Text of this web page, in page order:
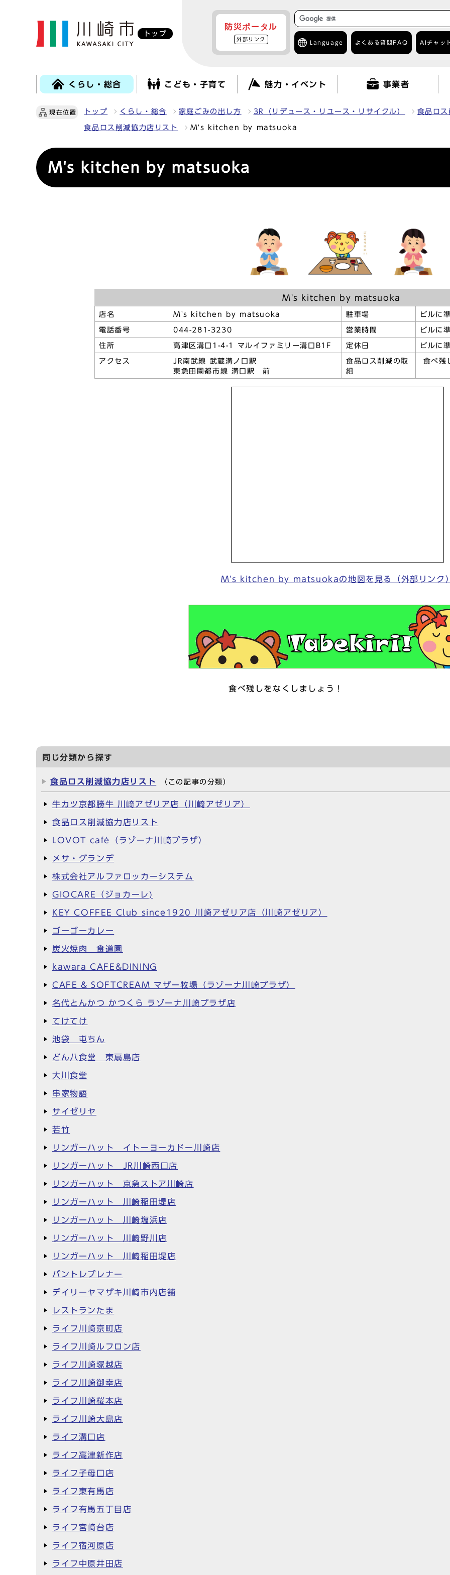
トップ
防災ポータル
外部リンク
Language よくある質問 FAQ AIチャッ
くらし・総合 こども・子育て 魅力・イベント 事業者
現在位置 トップ くらし・総合 家庭ごみの出し方 3R（リデュース・リユース・リサイクル） 食品ロ
食品ロス削減協力店リスト M's kitchen by matsuoka
M's kitchen by matsuoka
M's kitchen by matsuoka
店名 M's kitchen by matsuoka 駐車場 ビルに
電話番号 044-281-3230 営業時間 ビルに
住所 高津区溝口1-4-1 マルイファミリー溝口B1F 定休日 ビルに
アクセス
JR南武線 武蔵溝ノ口駅
東急田園都市線 溝口駅 前
食品ロス削減の取
組
食べ残
M's kitchen by matsuokaの地図を見る（外部リンク
食べ残しをなくしましょう！
同じ分類から探す
食品ロス削減協力店リスト （この記事の分類）
牛カツ京都勝牛 川崎アゼリア店（川崎アゼリア）
食品ロス削減協力店リスト
LOVOT café（ラゾーナ川崎プラザ）
メサ・グランデ
株式会社アルファロッカーシステム
GIOCARE（ジョカーレ)
KEY COFFEE Club since1920 川崎アゼリア店（川崎アゼリア）
ゴーゴーカレー
炭火焼肉 食道園
kawara CAFE&DINING
CAFE & SOFTCREAM マザー牧場（ラゾーナ川崎プラザ）
名代とんかつ かつくら ラゾーナ川崎プラザ店
てけてけ
池袋 屯ちん
どん八食堂 東扇島店
大川食堂
串家物語
サイゼリヤ
若竹
リンガーハット イトーヨーカドー川崎店
リンガーハット JR川崎西口店
リンガーハット 京急ストア川崎店
リンガーハット 川崎稲田堤店
リンガーハット 川崎塩浜店
リンガーハット 川崎野川店
リンガーハット 川崎稲田堤店
パントレプレナー
デイリーヤマザキ川崎市内店舗
レストランたま
ライフ川崎京町店
ライフ川崎ルフロン店
ライフ川崎塚越店
ライフ川崎御幸店
ライフ川崎桜本店
ライフ川崎大島店
ライフ溝口店
ライフ高津新作店
ライフ子母口店
ライフ東有馬店
ライフ有馬五丁目店
ライフ宮崎台店
ライフ宿河原店
ライフ中原井田店